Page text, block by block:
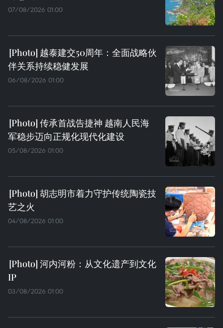
07/08/2026 01:00
越泰建交50周年：全面战略伙
伴关系持续稳健发展
06/08/2026 01:00
传承首战告捷神 越南人民海
军稳步迈向正规化现代化建设
05/08/2026 01:00
胡志明市着力守护传统陶瓷技
艺之火
04/08/2026 01:00
河内河粉：从文化遗产到文化
IP
03/08/2026 01:00